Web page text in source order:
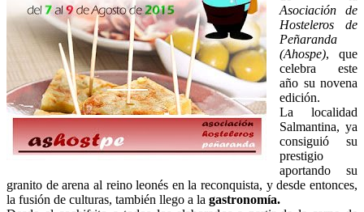
Asociación de
Hosteleros de
Peñaranda
(Ahospe), que
celebra este
año su novena
edición.
La localidad
Salmantina, ya
consiguió su
prestigio
aportando su
granito de arena al reino leonés en la reconquista, y desde entonces,
la fusión de culturas, también llego a la gastronomía.